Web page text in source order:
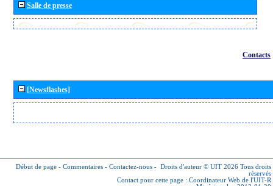
Salle de presse
Contacts
[Newsflashes]
Début de page - Commentaires - Contactez-nous - Droits d'auteur © UIT 2026 Tous droits
réservés
Contact pour cette page : Coordinateur Web de l'UIT-R